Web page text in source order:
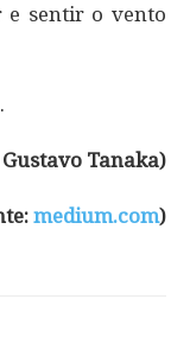
e sentir o vento
Tanaka)
medium.com)